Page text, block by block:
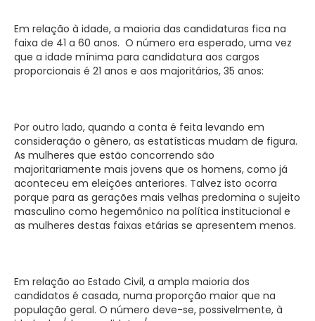
Em relação à idade, a maioria das candidaturas fica na
faixa de 41 a 60 anos. O número era esperado, uma vez
que a idade mínima para candidatura aos cargos
proporcionais é 21 anos e aos majoritários, 35 anos:
Por outro lado, quando a conta é feita levando em
consideração o gênero, as estatísticas mudam de figura.
As mulheres que estão concorrendo são
majoritariamente mais jovens que os homens, como já
aconteceu em eleições anteriores. Talvez isto ocorra
porque para as gerações mais velhas predomina o sujeito
masculino como hegemônico na política institucional e
as mulheres destas faixas etárias se apresentem menos.
Em relação ao Estado Civil, a ampla maioria dos
candidatos é casada, numa proporção maior que na
população geral. O número deve-se, possivelmente, à